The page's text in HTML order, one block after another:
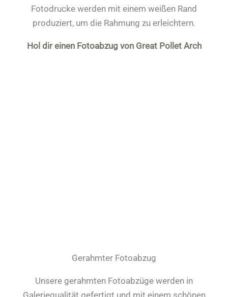
Fotodrucke werden mit einem weißen Rand
produziert, um die Rahmung zu erleichtern.
Hol dir einen Fotoabzug von Great Pollet Arch
Gerahmter Fotoabzug
Unsere gerahmten Fotoabzüge werden in
Galeriequalität gefertigt und mit einem schönen